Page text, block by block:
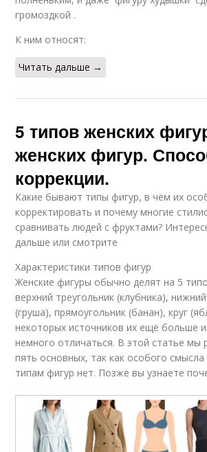
громоздкой .
К ним относят:
Читать дальше →
5 типов женских
женских фигур.
коррекции.
Какие бывают типы фигур, в чём их
корректировать и почему многие
сравнивать людей с фруктами?
дальше или смотрите
Характеристики типов фигур
Женские фигуры обычно делят на 5
верхний треугольник (клубника),
(груша), прямоугольник (банан), круг
некоторых источников их ещё больше
немного отличаться. В этой статье мы
пять основных, так как особого
типам фигур нет. Позже вы узнаете